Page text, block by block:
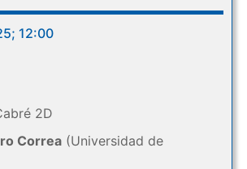
12:00
2D
Correa(Universidad de